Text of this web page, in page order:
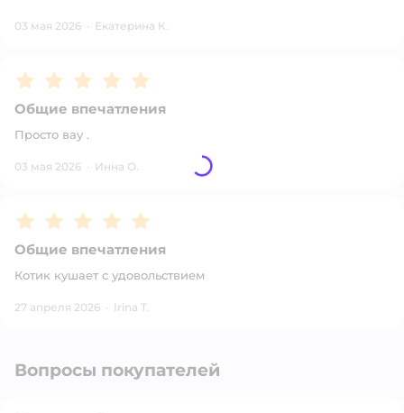
03 мая 2026 · Екатерина К.
Рейтинг:5
Общие впечатления
Просто вау .
03 мая 2026 · Инна О.
Рейтинг:5
Общие впечатления
Котик кушает с удовольствием
27 апреля 2026 · Irina T.
Вопросы покупателей